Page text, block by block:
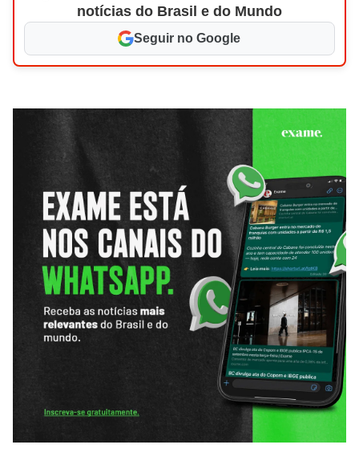
notícias do Brasil e do Mundo
Seguir no Google